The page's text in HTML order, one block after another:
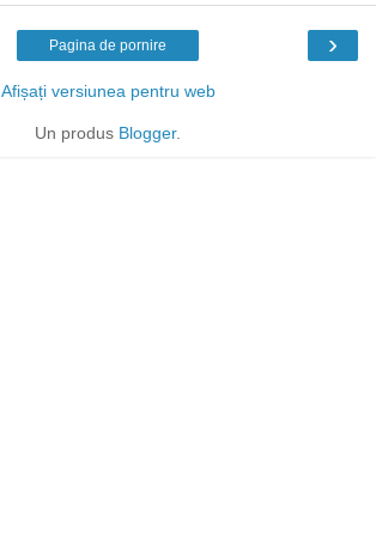
›
Pagina de pornire
Afișați versiunea pentru web
Un produs Blogger.